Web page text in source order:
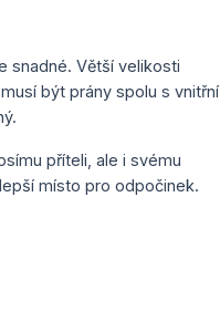
snadné. Větší velikosti
být prány spolu s vnitřní
příteli, ale i svému
místo pro odpočinek.